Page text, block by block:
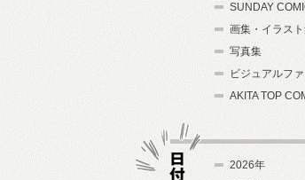
SUNDAY
画集・イラス
写真集
ビジュアルフ
AKITA TOP
2026年